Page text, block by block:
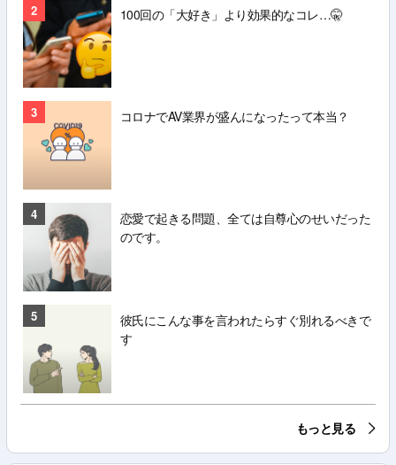
2 100回の「大好き」より効果的なコレ…🤫
3 コロナでAV業界が盛んになったって本当？
4
恋愛で起きる問題、全ては自尊心のせいだった
のです。
5
彼氏にこんな事を言われたらすぐ別れるべきで
す
もっと見る